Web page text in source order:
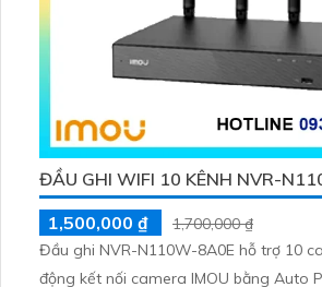
ĐẦU GHI WIFI 10 KÊNH NVR-
1,500,000 ₫
1,700,000 ₫
Đầu ghi NVR-N110W-8A0E hỗ trợ 10
động kết nối camera IMOU bằng Auto